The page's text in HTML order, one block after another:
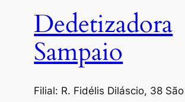
Dedetizadora
Sampaio
Filial: R. Fidélis Diláscio, 38